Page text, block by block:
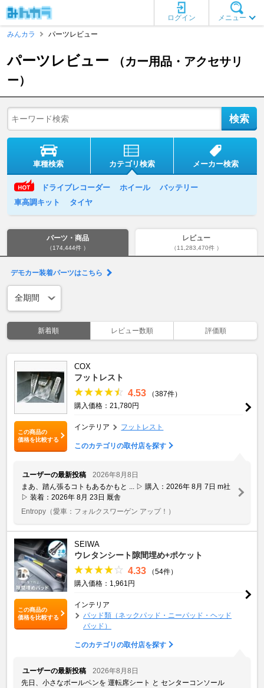
メニュー
ログイン
みんカラ
パーツレビュー
パーツレビュー
（カー用品・アクセサリ
ー）
車種検索 カテゴリ検索 メーカー検索
ドライブレコーダー ホイール
バッテリー
車高調キット
タイヤ
パーツ・商品
（174,444件 ）
レビュー
（11,283,470件 ）
デモカー装着パーツはこちら
新着順 レビュー数順 評価順
この商品の
価格を比較する
COX
フットレスト
4.53
（387件）
購入価格：21,780円
インテリア フットレスト
このカテゴリの取付店を探す
ユーザーの最新投稿
2026年8月8日
まあ、踏ん張るコトもあるかもと ... ▷ 購入：2026年 8月 7日 m社
▷ 装着：2026年 8月 23日 厩舎
Entropy （愛車：フォルクスワーゲン アップ！）
この商品の
価格を比較する
SEIWA
ウレタンシート隙間埋め+ポケット
4.33
（54件）
購入価格：1,961円
インテリア
パッド類（ネックパッド・ニーパッド・ヘッド
パッド）
このカテゴリの取付店を探す
ユーザーの最新投稿
2026年8月8日
先日、小さなボールペンを 運転席シート と センターコンソール